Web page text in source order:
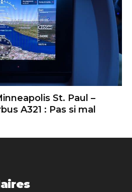
St. Paul –
A321 : Pas si mal